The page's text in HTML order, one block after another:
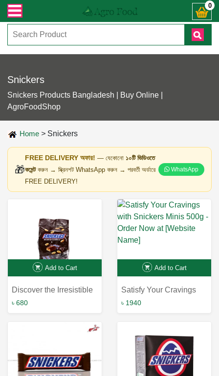
জিজ্ঞাসায় কল করুনঃ ( IMO + Whatsapp ) +8801972277444। সহজে অর্ডার 0
Snickers
Snickers Products Bangladesh | Buy Online |
AgroFoodShop
Home > Snickers
🎁
FREE DELIVERY অফার! — যেকোনো ১০টি ভিডিওতে
কমেন্টকরুন → স্ক্রিনশট WhatsApp করুন → পরবর্তী অর্ডারে
FREE DELIVERY!
WhatsApp
Add to Cart
Discover the Irresistible
Flavors of Snickers
৳ 680
Add to Cart
Satisfy Your Cravings
with Snickers Minis
৳ 1940